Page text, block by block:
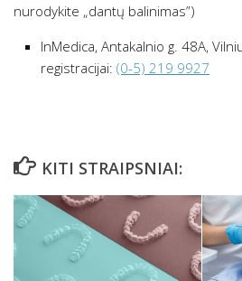
nurodykite „dantų balinimas”)
InMedica, Antakalnio g. 48A,
registracijai: (0-5) 219 9927
KITI STRAIPSNIAI: